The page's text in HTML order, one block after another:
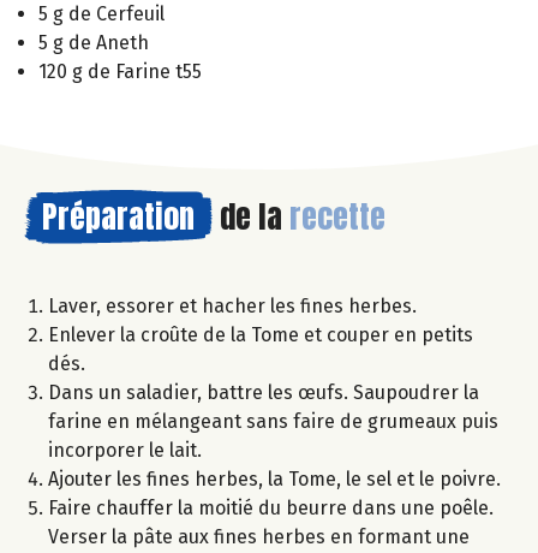
5 g de Cerfeuil
5 g de Aneth
120 g de Farine t55
Préparation de la recette
Laver, essorer et hacher les fines herbes.
Enlever la croûte de la Tome et couper en petits
dés.
Dans un saladier, battre les œufs. Saupoudrer la
farine en mélangeant sans faire de grumeaux puis
incorporer le lait.
Ajouter les fines herbes, la Tome, le sel et le poivre.
Faire chauffer la moitié du beurre dans une poêle.
Verser la pâte aux fines herbes en formant une